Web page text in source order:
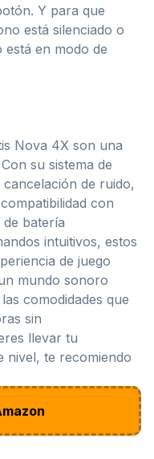
Y para que
está silenciado o
está en modo de
Nova 4X son una
su sistema de
de ruido,
con
batería
intuitivos, estos
de juego
mundo sonoro
comodidades que
sin
llevar tu
nivel, te recomiendo